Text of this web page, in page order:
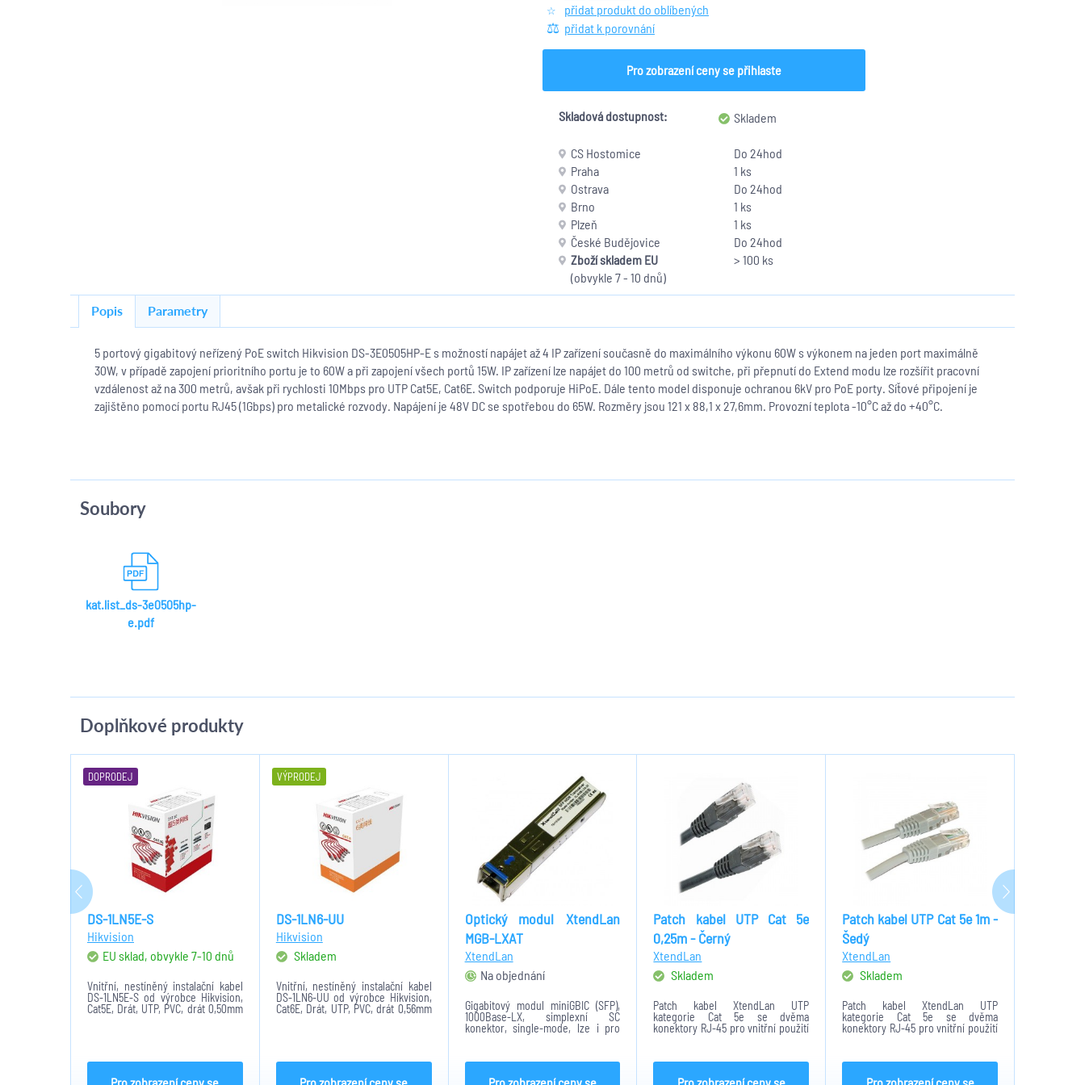
přidat produkt do oblíbených
přidat k porovnání
Pro zobrazení ceny se přihlaste
Skladová dostupnost: Skladem
CS Hostomice
Do 24hod
Praha
1 ks
Ostrava
Do 24hod
Brno
1 ks
Plzeň
1 ks
České Budějovice
Do 24hod
Zboží skladem EU
(obvykle 7 - 10 dnů)
> 100 ks
Popis Parametry
5 portový gigabitový neřízený PoE switch Hikvision DS-3E0505HP-E s možností napájet až 4 IP zařízení současně do maximálního výkonu 60W s výkonem na jeden port maximálně
30W, v případě zapojení prioritního portu je to 60W a při zapojení všech portů 15W. IP zařízení lze napájet do 100 metrů od switche, při přepnutí do Extend modu lze rozšířit pracovní
vzdálenost až na 300 metrů, avšak při rychlosti 10Mbps pro UTP Cat5E, Cat6E. Switch podporuje HiPoE. Dále tento model disponuje ochranou 6kV pro PoE porty. Síťové připojení je
zajištěno pomocí portu RJ45 (1Gbps) pro metalické rozvody. Napájení je 48V DC se spotřebou do 65W. Rozměry jsou 121 x 88,1 x 27,6mm. Provozní teplota -10°C až do +40°C.
Soubory
kat.list_ds-3e0505hp-
e.pdf
Doplňkové produkty
DOPRODEJ
DS-1LN5E-S
Hikvision
EU sklad, obvykle 7-10 dnů
Vnitřní, nestíněný instalační kabel
DS-1LN5E-S od výrobce Hikvision,
Cat5E, Drát, UTP, PVC, drát 0,50mm
VÝPRODEJ
DS-1LN6-UU
Hikvision
Skladem
Vnitřní, nestíněný instalační kabel
DS-1LN6-UU od výrobce Hikvision,
Cat6E, Drát, UTP, PVC, drát 0,56mm
Optický modul XtendLan
MGB-LXAT
XtendLan
Na objednání
Gigabitový modul miniGBIC (SFP),
1000Base-LX, simplexní SC
konektor, single-mode, lze i pro
multimode, WDM. Dosah 20km. TX
-40 až +85 st. C. Simplexní SC
Patch kabel UTP Cat 5e
0,25m - Černý
XtendLan
Skladem
Patch kabel XtendLan UTP
kategorie Cat 5e se dvěma
konektory RJ-45 pro vnitřní použití
bez stínění. Délka kabelu je 0,25
Kabel vhodný pro propojení
Patch kabel UTP Cat 5e 1m -
Šedý
XtendLan
Skladem
Patch kabel XtendLan UTP
kategorie Cat 5e se dvěma
konektory RJ-45 pro vnitřní použití
bez stínění. Délka kabelu je 1 metr.
Kabel vhodný pro propojení